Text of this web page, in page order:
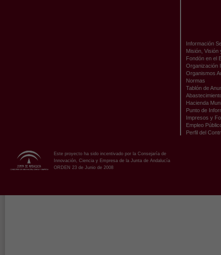
Información
Misión, Visión
Fondón en el
Organización
Organismos
Normas
Tablón de
Hacienda
Punto de
Impresos y
Empleo
Perfil del
Este proyecto ha sido incentivado por la Consejaría de
Innovación, Ciencia y Empresa de la Junta de Andalucía
ORDEN 23 de Junio de 2008